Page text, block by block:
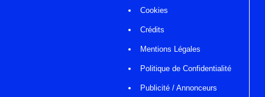
Cookies
Crédits
Mentions Légales
Politique de Confidentialité
Publicité / Annonceurs